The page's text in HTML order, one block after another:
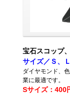
宝石スコップ
サイズ／Ｓ、
ダイヤモンド、
業に最適です。
Sサイズ：400